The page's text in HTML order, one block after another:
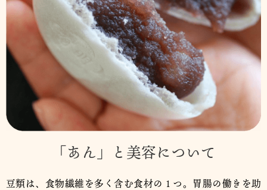
「あん」と美容について
豆類は、食物繊維を多く含む食材の１つ。胃腸の働きを助